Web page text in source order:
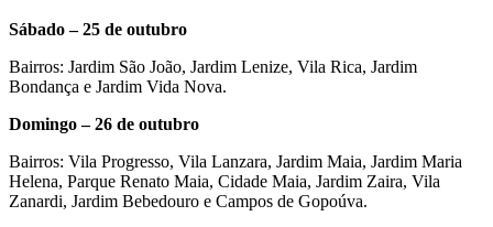
Sábado – 25 de outubro
Bairros: Jardim São João, Jardim Lenize, Vila Rica, Jardim
Bondança e Jardim Vida Nova.
Domingo – 26 de outubro
Bairros: Vila Progresso, Vila Lanzara, Jardim Maia, Jardim Maria
Helena, Parque Renato Maia, Cidade Maia, Jardim Zaira, Vila
Zanardi, Jardim Bebedouro e Campos de Gopoúva.